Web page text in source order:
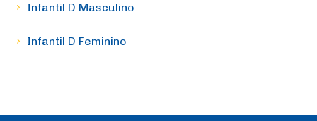
Infantil D Masculino
Infantil D Feminino